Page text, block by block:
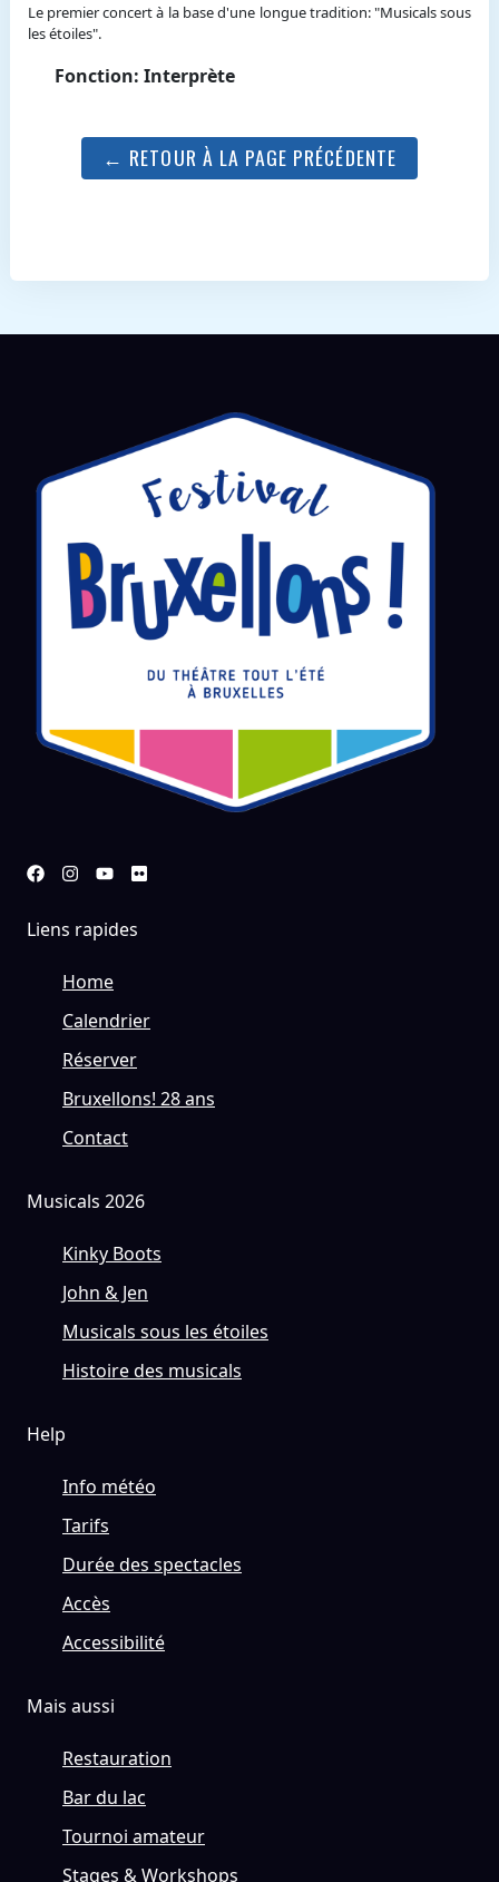
Le premier concert à la base d'une longue tradition: "Musicals sous
les étoiles".
Fonction: Interprète
← RETOUR À LA PAGE PRÉCÉDENTE
Liens rapides
Home
Calendrier
Réserver
Bruxellons! 28 ans
Contact
Musicals 2026
Kinky Boots
John & Jen
Musicals sous les étoiles
Histoire des musicals
Help
Info météo
Tarifs
Durée des spectacles
Accès
Accessibilité
Mais aussi
Restauration
Bar du lac
Tournoi amateur
Stages & Workshops